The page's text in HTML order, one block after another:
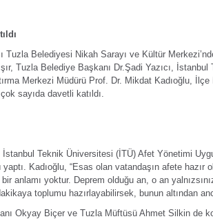
Tuzla Belediyesi Nikah Sarayı ve Kültür
Tuzla Belediye Başkanı Dr.Şadi Yazıcı,
Merkezi Müdürü Prof. Dr. Mikdat Kadıoğlu,
sayıda davetli katıldı.
İstanbul Teknik Üniversitesi (İTÜ) Afet Yönetimi
Kadıoğlu, “Esas olan vatandaşın afete hazır
bir anlamı yoktur. Deprem olduğu an, o an
toplumu hazırlayabilirsek, bunun altından
Okyay Biçer ve Tuzla Müftüsü Ahmet Silkin de